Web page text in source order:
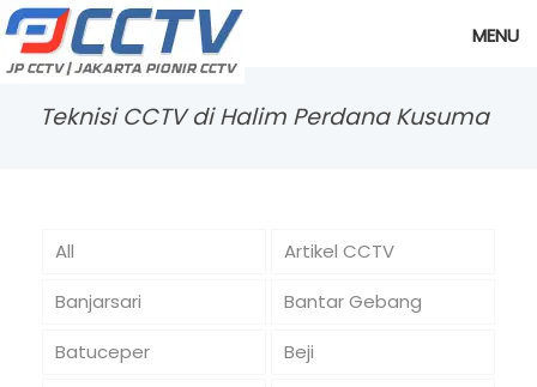
MENU
Teknisi CCTV di Halim Perdana Kusuma
All
Artikel CCTV
Banjarsari
Bantar Gebang
Batuceper
Beji